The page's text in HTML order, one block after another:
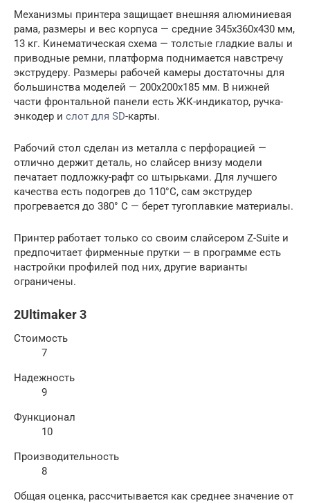
Механизмы принтера защищает внешняя алюминиевая
рама, размеры и вес корпуса — средние 345x360x430 мм,
13 кг. Кинематическая схема — толстые гладкие валы и
приводные ремни, платформа поднимается навстречу
экструдеру. Размеры рабочей камеры достаточны для
большинства моделей — 200x200x185 мм. В нижней
части фронтальной панели есть ЖК-индикатор, ручка-
энкодер и слот для SD-карты.
Рабочий стол сделан из металла с перфорацией —
отлично держит деталь, но слайсер внизу модели
печатает подложку-рафт со штырьками. Для лучшего
качества есть подогрев до 110°C, сам экструдер
прогревается до 380° C — берет тугоплавкие материалы.
Принтер работает только со своим слайсером Z-Suite и
предпочитает фирменные прутки — в программе есть
настройки профилей под них, другие варианты
ограничены.
2Ultimaker 3
Стоимость
7
Надежность
9
Функционал
10
Производительность
8
Общая оценка, рассчитывается как среднее значение от